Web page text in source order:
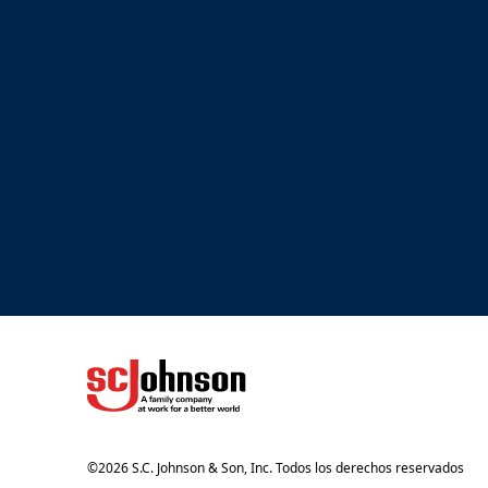
(Opens in a new tab)
©2026S.C. Johnson & Son, Inc. Todos los derechos reservados